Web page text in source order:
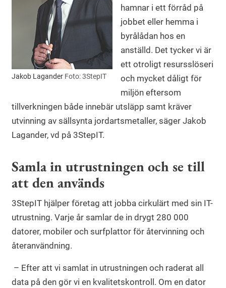
Jakob Lagander Foto: 3StepIT
hamnar i ett förråd på
jobbet eller hemma i
byrålådan hos en
anställd. Det tycker vi är
ett otroligt resursslöseri
och mycket dåligt för
miljön eftersom
tillverkningen både innebär utsläpp samt kräver
utvinning av sällsynta jordartsmetaller, säger Jakob
Lagander, vd på 3StepIT.
Samla in utrustningen och se till
att den används
3StepIT hjälper företag att jobba cirkulärt med sin IT-
utrustning. Varje år samlar de in drygt 280 000
datorer, mobiler och surfplattor för återvinning och
återanvändning.
– Efter att vi samlat in utrustningen och raderat all
data på den gör vi en kvalitetskontroll. Om en dator